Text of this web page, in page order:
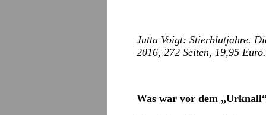
Jutta Voigt: Stierblutjahre.
2016, 272 Seiten, 19,95 Euro.
Was war vor dem